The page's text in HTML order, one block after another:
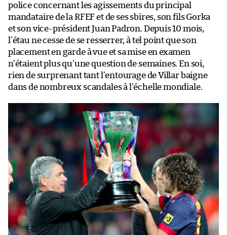
police concernant les agissements du principal
mandataire de la RFEF et de ses sbires, son fils Gorka
et son vice-président Juan Padron. Depuis 10 mois,
l’étau ne cesse de se resserrer, à tel point que son
placement en garde à vue et sa mise en examen
n’étaient plus qu’une question de semaines. En soi,
rien de surprenant tant l’entourage de Villar baigne
dans de nombreux scandales à l’échelle mondiale.